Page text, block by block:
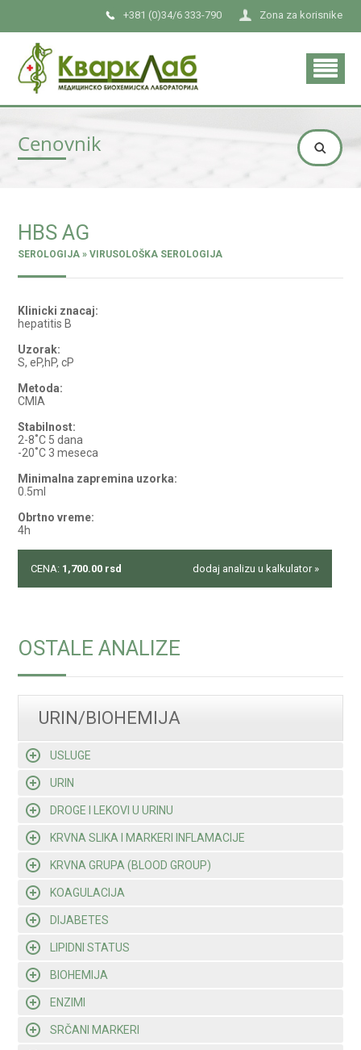
Zona za korisnike
+381 (0)34/6 333-790
Cenovnik
HBS AG
SEROLOGIJA » VIRUSOLOŠKA SEROLOGIJA
Klinicki znacaj:
hepatitis B
Uzorak:
S, eP,hP, cP
Metoda:
CMIA
Stabilnost:
2-8˚C 5 dana
-20˚C 3 meseca
Minimalna zapremina uzorka:
0.5ml
Obrtno vreme:
4h
CENA: 1,700.00 rsd dodaj analizu u kalkulator »
OSTALE ANALIZE
URIN/BIOHEMIJA
USLUGE
URIN
DROGE I LEKOVI U URINU
KRVNA SLIKA I MARKERI INFLAMACIJE
KRVNA GRUPA (BLOOD GROUP)
KOAGULACIJA
DIJABETES
LIPIDNI STATUS
BIOHEMIJA
ENZIMI
SRČANI MARKERI